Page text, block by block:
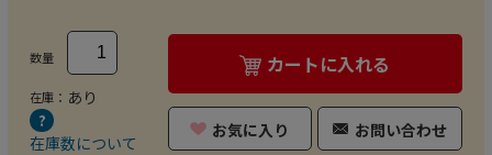
数量
在庫： あり
在庫数について
カートに入れる
お気に入り お問い合わせ